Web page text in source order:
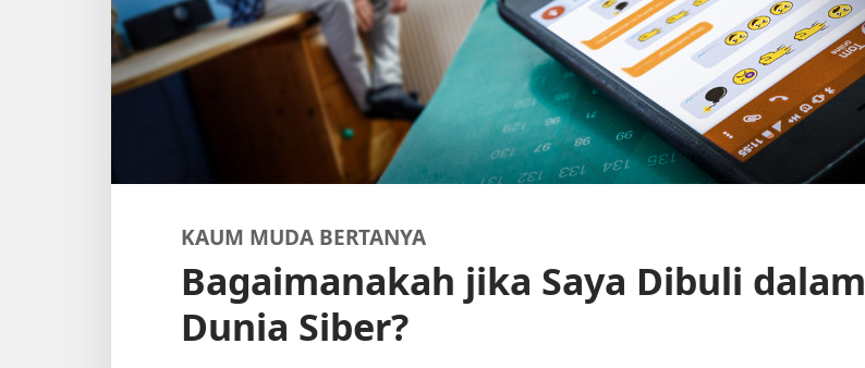
KAUM MUDA BERTANYA
Bagaimanakah jika Saya Dibuli dalam
Dunia Siber?